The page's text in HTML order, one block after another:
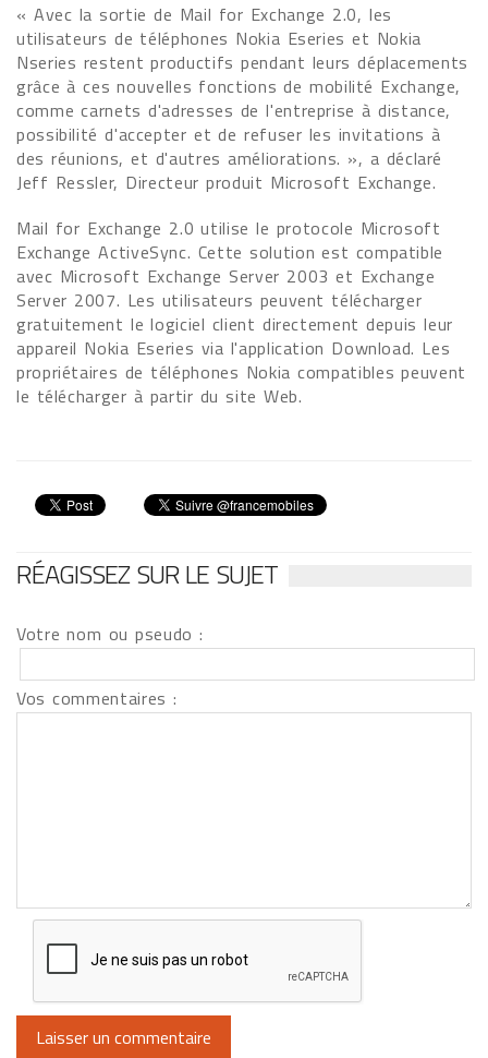
« Avec la sortie de Mail for Exchange 2.0, les
utilisateurs de téléphones Nokia Eseries et Nokia
Nseries restent productifs pendant leurs déplacements
grâce à ces nouvelles fonctions de mobilité Exchange,
comme carnets d'adresses de l'entreprise à distance,
possibilité d'accepter et de refuser les invitations à
des réunions, et d'autres améliorations. », a déclaré
Jeff Ressler, Directeur produit Microsoft Exchange.
Mail for Exchange 2.0 utilise le protocole Microsoft
Exchange ActiveSync. Cette solution est compatible
avec Microsoft Exchange Server 2003 et Exchange
Server 2007. Les utilisateurs peuvent télécharger
gratuitement le logiciel client directement depuis leur
appareil Nokia Eseries via l'application Download. Les
propriétaires de téléphones Nokia compatibles peuvent
le télécharger à partir du site Web.
RÉAGISSEZ SUR LE SUJET
Votre nom ou pseudo :
Vos commentaires :